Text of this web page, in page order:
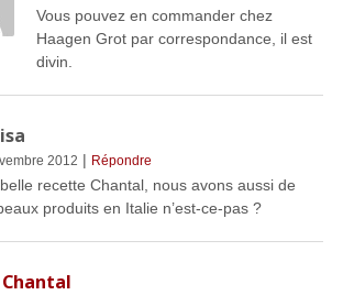
Vous pouvez en commander chez
Haagen Grot par correspondance, il est
divin.
2012 | Répondre
recette Chantal, nous avons aussi de
produits en Italie n’est-ce-pas ?
Chantal